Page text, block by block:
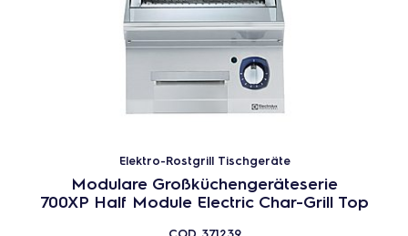
Elektro-Rostgrill Tischgeräte
Modulare Großküchengeräteserie
700XP Half Module Electric Char-Grill Top
COD 371239